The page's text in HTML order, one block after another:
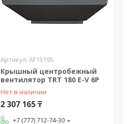
AF15195
Крышный центробежный
вентилятор TRT 180 E-V 6P
Нет в наличии
2 307 165 ₸
+7 (777) 712-74-30